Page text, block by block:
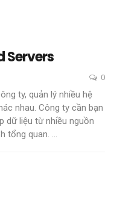
Servers
0
ty, quản lý nhiều hệ
nhau. Công ty cần bạn
dữ liệu từ nhiều nguồn
tổng quan. …